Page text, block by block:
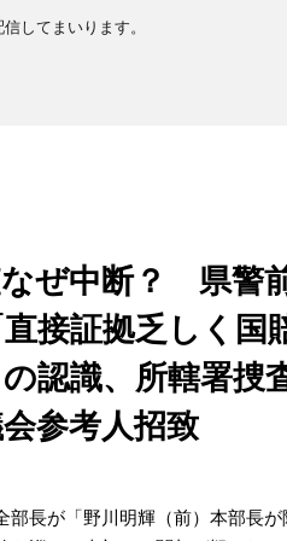
してまいります。
ぜ中断？ 県警
直接証拠乏しく
認識、所轄署捜
参考人招致
長が「野川明輝（前）本部長